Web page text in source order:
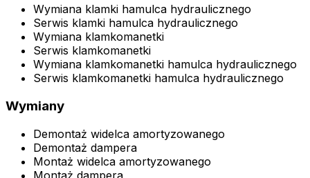
Wymiana klamki hamulca hydraulicznego
Serwis klamki hamulca hydraulicznego
Wymiana klamkomanetki
Serwis klamkomanetki
Wymiana klamkomanetki hamulca hydraulicznego
Serwis klamkomanetki hamulca hydraulicznego
Wymiany
Demontaż widelca amortyzowanego
Demontaż dampera
Montaż widelca amortyzowanego
Montaż dampera